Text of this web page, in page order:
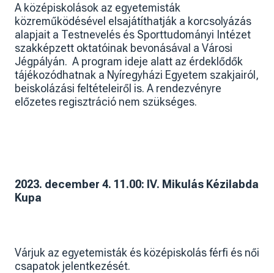
A középiskolások az egyetemisták
közreműködésével elsajátíthatják a korcsolyázás
alapjait a Testnevelés és Sporttudományi Intézet
szakképzett oktatóinak bevonásával a Városi
Jégpályán. A program ideje alatt az érdeklődők
tájékozódhatnak a Nyíregyházi Egyetem szakjairól,
beiskolázási feltételeiről is. A rendezvényre
előzetes regisztráció nem szükséges.
2023. december 4. 11.00: IV. Mikulás Kézilabda
Kupa
Várjuk az egyetemisták és középiskolás férfi és női
csapatok jelentkezését.